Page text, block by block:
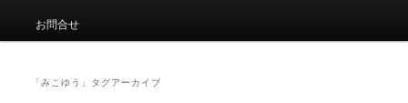
イ
ン
ブ
コ
お問合せ
「みこゆう 」タグアーカイブ